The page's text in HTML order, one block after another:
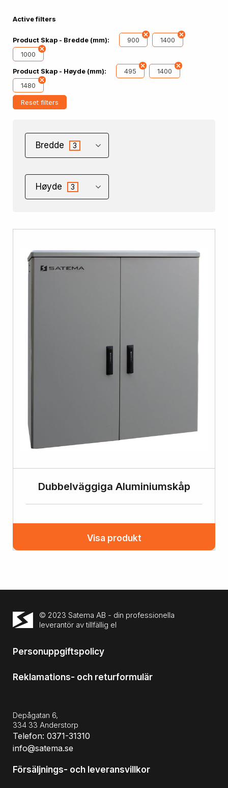
Active filters
Product Skap - Bredde (mm): 900
1400
1000
Product Skap - Høyde (mm): 495
1400
1480
Reset filters
Bredde 3
Høyde 3
Dubbelväggiga Aluminiumskåp
Visa produkt
© 2023 Satema AB - din professionella
leverantör av tillfällig el
Personuppgiftspolicy
Reklamations- och returformulär
Depågatan 6,
334 33 Anderstorp
Telefon: 0371-31310
info@satema.se
Försäljnings- och leveransvillkor